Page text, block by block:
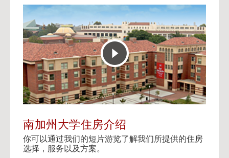
N
E
R
A
C
T
I
V
E
A
P
G
o
t
o
H
o
u
i
n
V
i
d
e
南加州大学住房介绍
你可以通过我们的短片游览了解我们所提供的住房
选择，服务以及方案。